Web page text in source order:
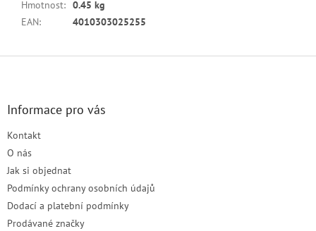
Hmotnost: 0.45 kg
EAN: 4010303025255
Informace pro vás
Kontakt
O nás
Jak si objednat
Podmínky ochrany osobních údajů
Dodací a platební podmínky
Prodávané značky